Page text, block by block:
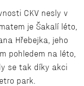
CKV nesly v
je Šakalí léto,
Hřebejka, jeho
pohledem na léto,
se tak díky akci
park.